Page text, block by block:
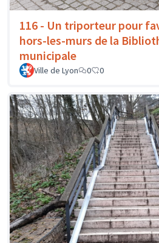
116 - Un triporteur pour
hors-les-murs de la
municipale
Ville de Lyon 0 0